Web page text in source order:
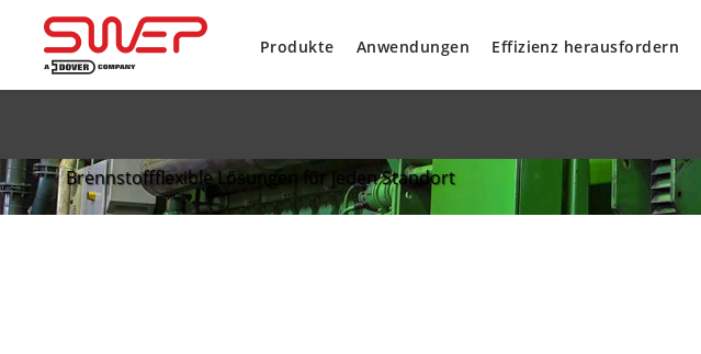
Produkte Anwendungen Effizienz herausfordern
Brennstoffflexible Lösungen für jeden Standort